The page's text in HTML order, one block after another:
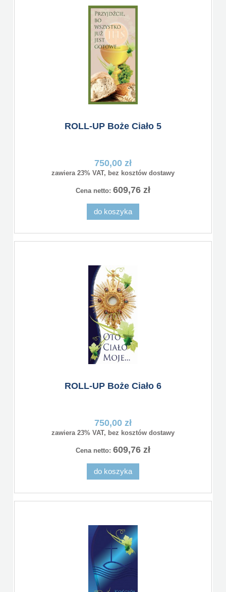
ROLL-UP Boże Ciało 5
750,00 zł
zawiera 23% VAT, bez kosztów dostawy
Cena netto: 609,76 zł
do koszyka
ROLL-UP Boże Ciało 6
750,00 zł
zawiera 23% VAT, bez kosztów dostawy
Cena netto: 609,76 zł
do koszyka